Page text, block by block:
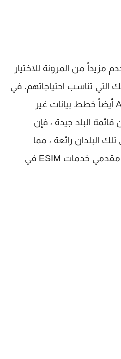
من المرونة للاختيار
التي تناسب احتياجاتهم. في
بعض البلدان ، لدى Airhub أيضاً خطط بيانات غير
البلد جيدة ، فإن
البلدان رائعة ، مما
يجعلها واحدة من أفضل مقدمي خدمات ESIM في